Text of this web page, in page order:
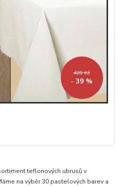
420 Kč
- 39 %
teflonových ubrusů v
na výběr 30 pastelových barev a